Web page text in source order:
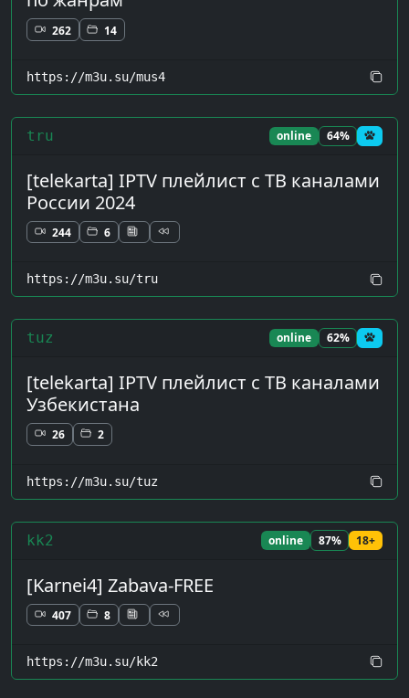
262 14
https://m3u.su/mus4
tru online 64%
[telekarta] IPTV плейлист с ТВ каналами
России 2024
244 6
https://m3u.su/tru
tuz online 62%
[telekarta] IPTV плейлист с ТВ каналами
Узбекистана
26 2
https://m3u.su/tuz
kk2 online 87% 18+
[Karnei4] Zabava-FREE
407 8
https://m3u.su/kk2